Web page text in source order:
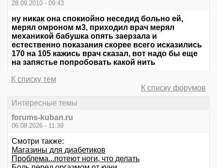
28.09.2010 - 09:43
ну никак она спокиойно неседид больно ей,
мерял омроном м3, приходил врач мерял
механикой бабушка опять заерзала и
естественно показания скорее всего исказились
170 на 105 кажись врач сказал, вот надо бы еще
на запястье попробовать какой нить
К списку тем
К списку форумов
Интересные темы
forums-kuban.ru
06.08.2026 - 11:39
Смотри также:
Магазины для диабетиков
Проблема...потеют ноги, что делать